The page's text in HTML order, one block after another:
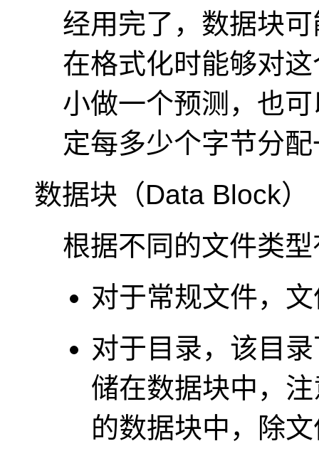
经用完了，数据块
在格式化时能够对
小做一个预测，也
定每多少个字节分
数据块（Data Block）
根据不同的文件类
对于常规文件，
对于目录，该目
储在数据块中，
的数据块中，除